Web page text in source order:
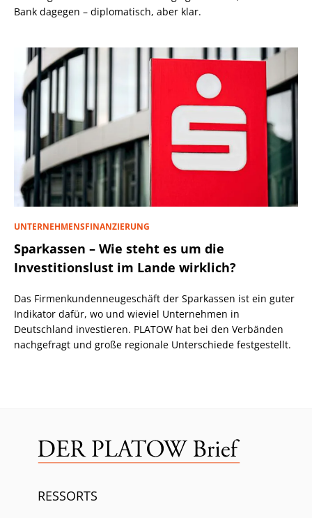
Bank dagegen – diplomatisch, aber klar.
UNTERNEHMENSFINANZIERUNG
Sparkassen – Wie steht es um die
Investitionslust im Lande wirklich?
Das Firmenkundenneugeschäft der Sparkassen ist ein guter
Indikator dafür, wo und wieviel Unternehmen in
Deutschland investieren. PLATOW hat bei den Verbänden
nachgefragt und große regionale Unterschiede festgestellt.
RESSORTS